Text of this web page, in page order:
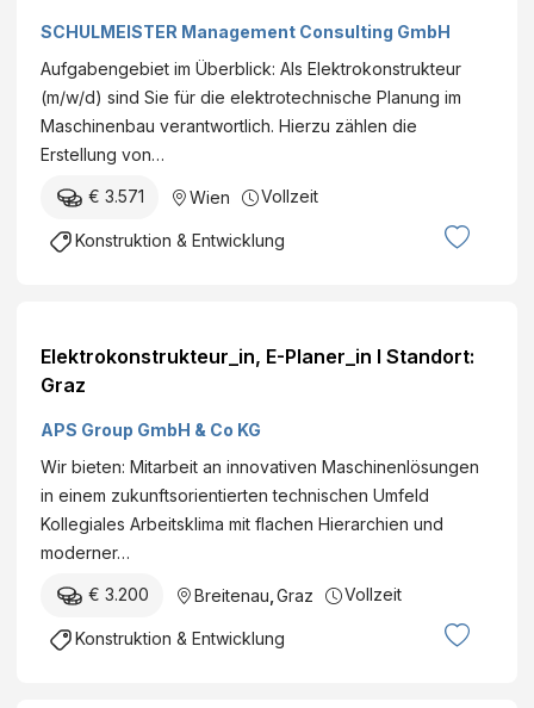
SCHULMEISTER Management Consulting GmbH
Aufgabengebiet im Überblick: Als Elektrokonstrukteur
(m/w/d) sind Sie für die elektrotechnische Planung im
Maschinenbau verantwortlich. Hierzu zählen die
Erstellung von…
€ 3.571 Wien Vollzeit
Konstruktion & Entwicklung
Elektrokonstrukteur_in, E-Planer_in I Standort:
Graz
APS Group GmbH & Co KG
Wir bieten: Mitarbeit an innovativen Maschinenlösungen
in einem zukunftsorientierten technischen Umfeld
Kollegiales Arbeitsklima mit flachen Hierarchien und
moderner…
€ 3.200 Breitenau Graz Vollzeit
Konstruktion & Entwicklung